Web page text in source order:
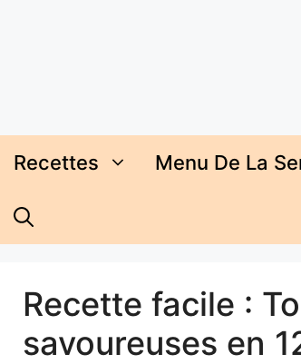
Recettes Menu De La
Recette facile :
savoureuses en